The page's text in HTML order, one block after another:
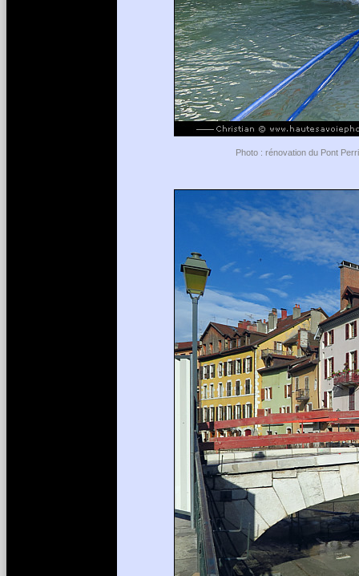
Photo : rénovation du Pont